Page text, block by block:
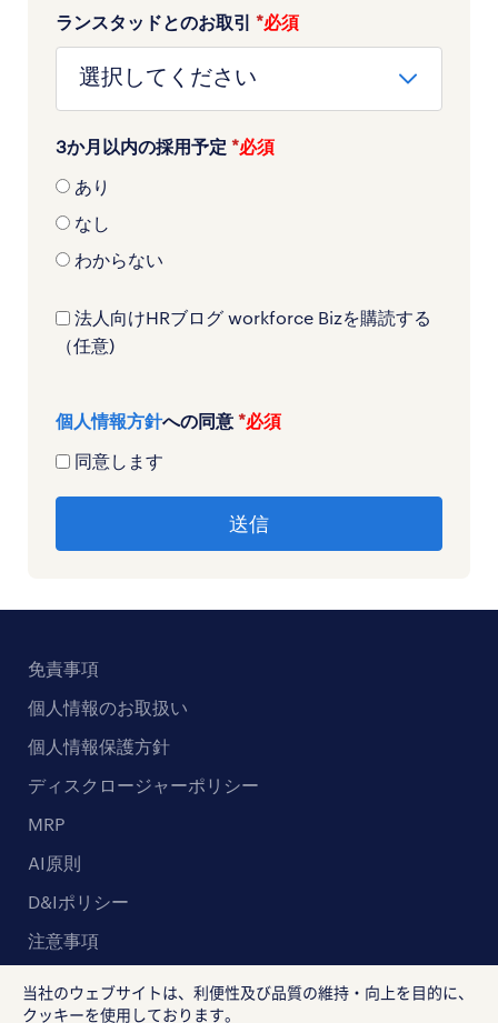
ランスタッドとのお取引 *
3か月以内の採用予定 *
あり
なし
わからない
法人向けHRブログ workforce Bizを購読する
（任意)
個人情報方針への同意 *
同意します
免責事項
個人情報のお取扱い
個人情報保護方針
ディスクロージャーポリシー
MRP
AI原則
D&Iポリシー
注意事項
当社のウェブサイトは、利便性及び品質の維持・向上を目的に、
クッキーを使用しております。